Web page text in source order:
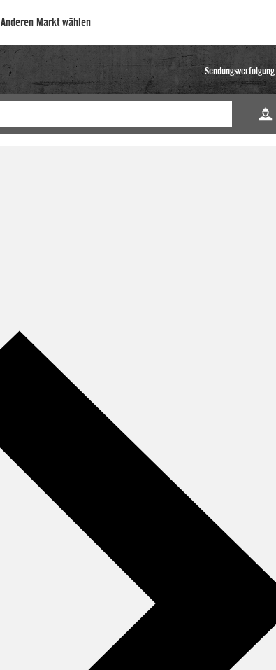
Anderen Markt wählen
Sendungsverfolgung